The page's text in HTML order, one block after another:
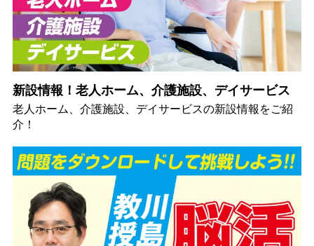
新設情報！老人ホーム、介護施設、デイサービス
老人ホーム、介護施設、デイサービスの新設情報をご紹
介！